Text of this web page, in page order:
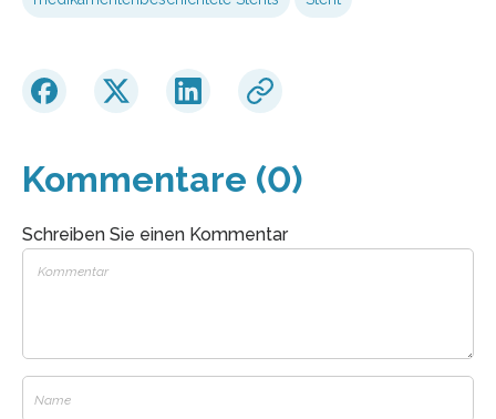
Kommentare (0)
Schreiben Sie einen Kommentar